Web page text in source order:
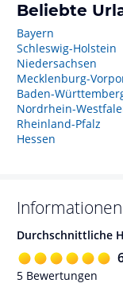
Beliebte
Bayern
Schleswig-Holstein
Niedersachsen
Mecklenburg-
Baden-
Nordrhein-
Rheinland-Pfalz
Hessen
Durchschnittliche
5 Bewertungen